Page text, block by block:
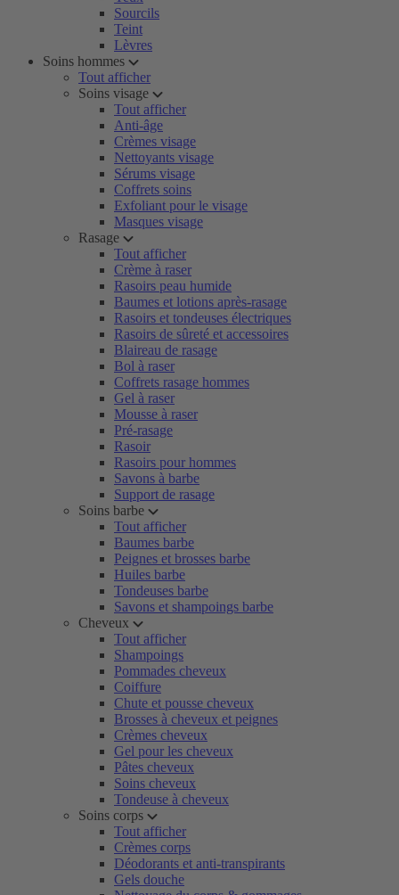
Sourcils
Teint
Lèvres
Soins hommes
Tout afficher
Soins visage
Tout afficher
Anti-âge
Crèmes visage
Nettoyants visage
Sérums visage
Coffrets soins
Exfoliant pour le visage
Masques visage
Rasage
Tout afficher
Crème à raser
Rasoirs peau humide
Baumes et lotions après-rasage
Rasoirs et tondeuses électriques
Rasoirs de sûreté et accessoires
Blaireau de rasage
Bol à raser
Coffrets rasage hommes
Gel à raser
Mousse à raser
Pré-rasage
Rasoir
Rasoirs pour hommes
Savons à barbe
Support de rasage
Soins barbe
Tout afficher
Baumes barbe
Peignes et brosses barbe
Huiles barbe
Tondeuses barbe
Savons et shampoings barbe
Cheveux
Tout afficher
Shampoings
Pommades cheveux
Coiffure
Chute et pousse cheveux
Brosses à cheveux et peignes
Crèmes cheveux
Gel pour les cheveux
Pâtes cheveux
Soins cheveux
Tondeuse à cheveux
Soins corps
Tout afficher
Crèmes corps
Déodorants et anti-transpirants
Gels douche